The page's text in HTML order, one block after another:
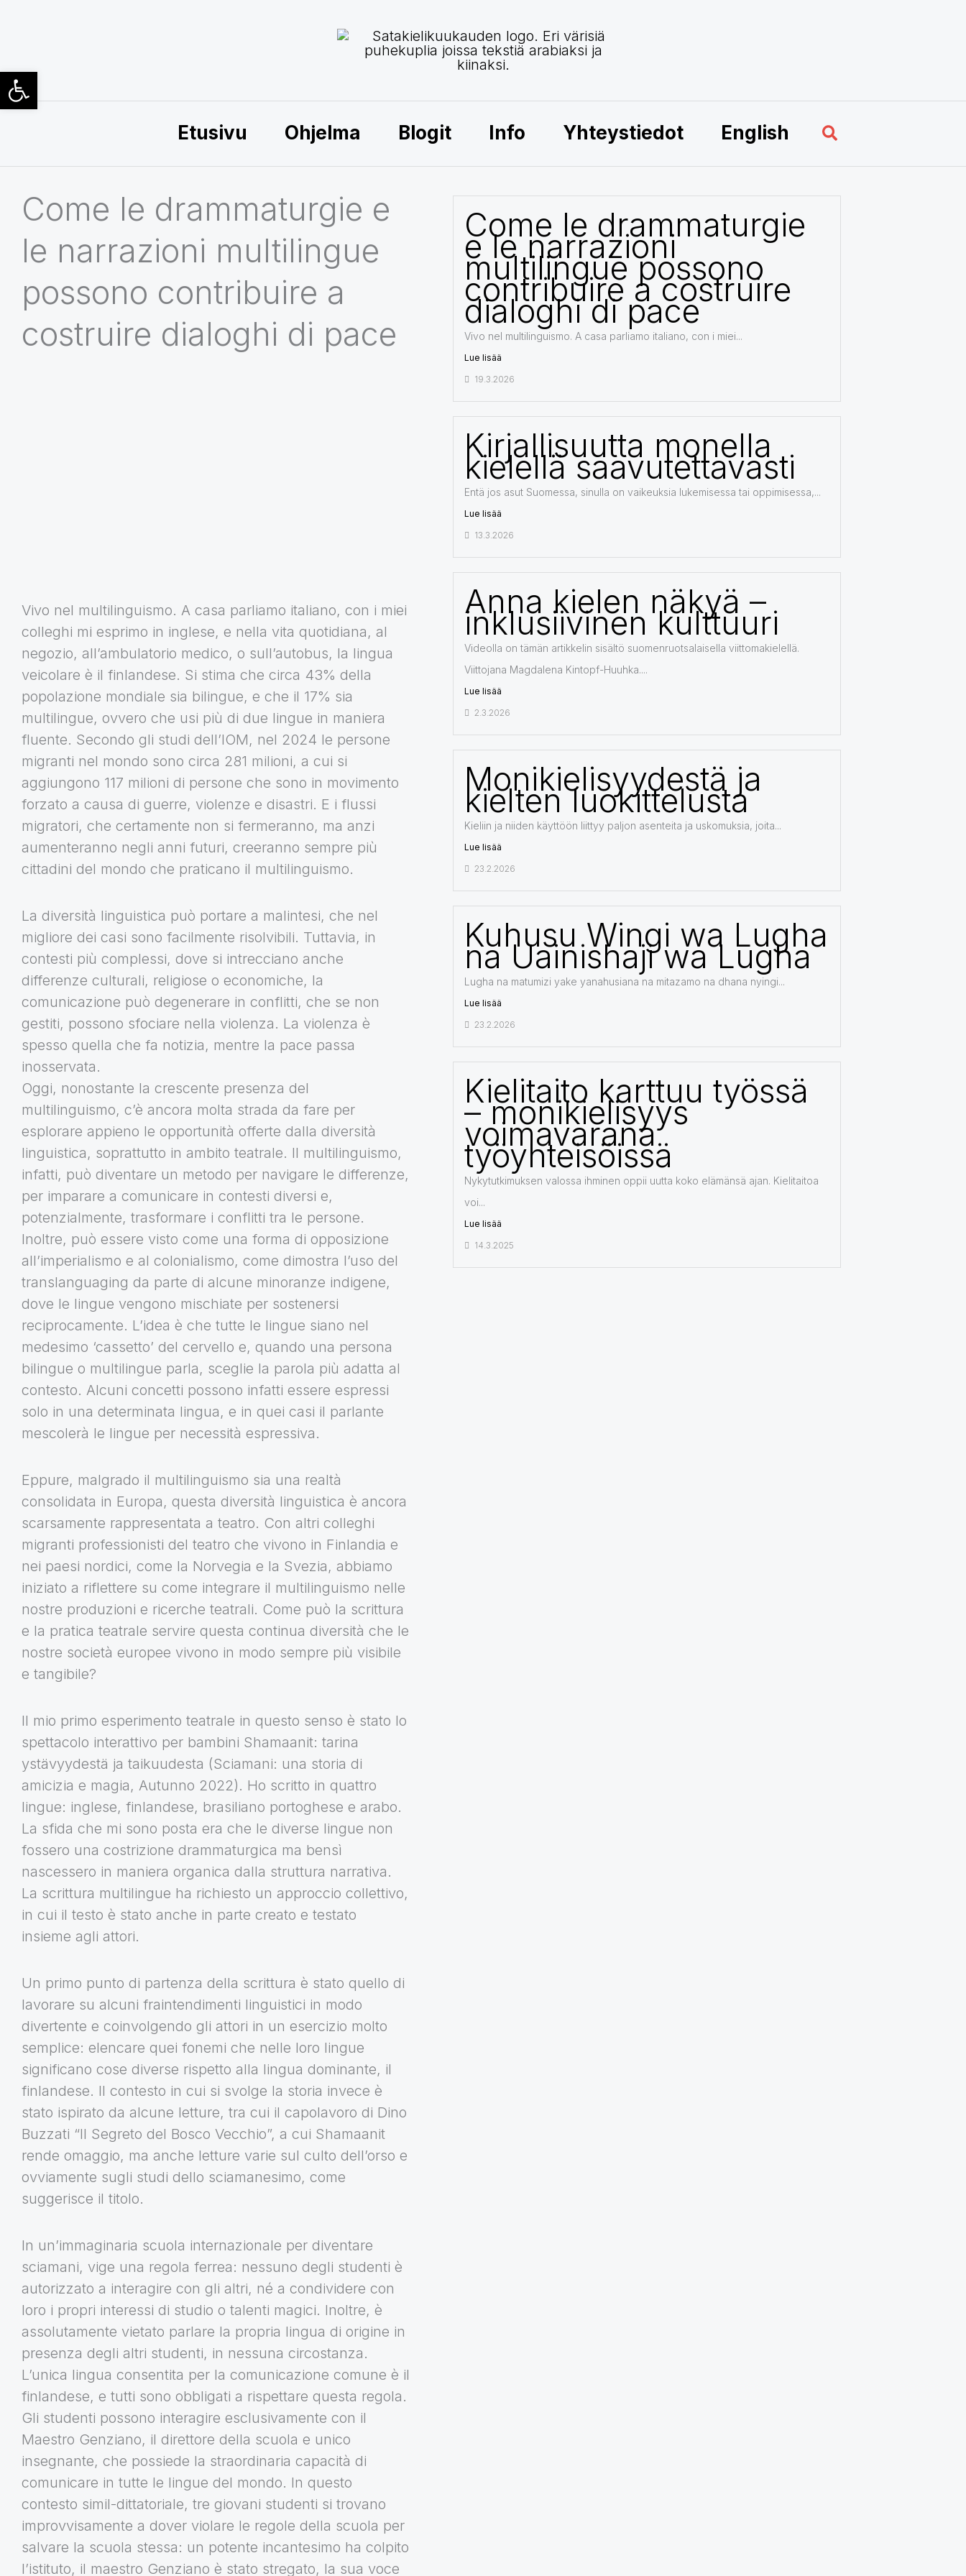
Etusivu Ohjelma Blogit Info Yhteystiedot English Hae
Come le drammaturgie e
le narrazioni multilingue
possono contribuire a
costruire dialoghi di pace
Vivo nel multilinguismo. A casa parliamo italiano, con i miei
colleghi mi esprimo in inglese, e nella vita quotidiana, al
negozio, all’ambulatorio medico, o sull’autobus, la lingua
veicolare è il finlandese. Si stima che circa 43% della
popolazione mondiale sia bilingue, e che il 17% sia
multilingue, ovvero che usi più di due lingue in maniera
fluente. Secondo gli studi dell’IOM, nel 2024 le persone
migranti nel mondo sono circa 281 milioni, a cui si
aggiungono 117 milioni di persone che sono in movimento
forzato a causa di guerre, violenze e disastri. E i flussi
migratori, che certamente non si fermeranno, ma anzi
aumenteranno negli anni futuri, creeranno sempre più
cittadini del mondo che praticano il multilinguismo.
La diversità linguistica può portare a malintesi, che nel
migliore dei casi sono facilmente risolvibili. Tuttavia, in
contesti più complessi, dove si intrecciano anche
differenze culturali, religiose o economiche, la
comunicazione può degenerare in conflitti, che se non
gestiti, possono sfociare nella violenza. La violenza è
spesso quella che fa notizia, mentre la pace passa
inosservata.
Oggi, nonostante la crescente presenza del
multilinguismo, c’è ancora molta strada da fare per
esplorare appieno le opportunità offerte dalla diversità
linguistica, soprattutto in ambito teatrale. Il multilinguismo,
infatti, può diventare un metodo per navigare le differenze,
per imparare a comunicare in contesti diversi e,
potenzialmente, trasformare i conflitti tra le persone.
Inoltre, può essere visto come una forma di opposizione
all’imperialismo e al colonialismo, come dimostra l’uso del
translanguaging da parte di alcune minoranze indigene,
dove le lingue vengono mischiate per sostenersi
reciprocamente. L’idea è che tutte le lingue siano nel
medesimo ‘cassetto’ del cervello e, quando una persona
bilingue o multilingue parla, sceglie la parola più adatta al
contesto. Alcuni concetti possono infatti essere espressi
solo in una determinata lingua, e in quei casi il parlante
mescolerà le lingue per necessità espressiva.
Eppure, malgrado il multilinguismo sia una realtà
consolidata in Europa, questa diversità linguistica è ancora
scarsamente rappresentata a teatro. Con altri colleghi
migranti professionisti del teatro che vivono in Finlandia e
nei paesi nordici, come la Norvegia e la Svezia, abbiamo
iniziato a riflettere su come integrare il multilinguismo nelle
nostre produzioni e ricerche teatrali. Come può la scrittura
e la pratica teatrale servire questa continua diversità che le
nostre società europee vivono in modo sempre più visibile
e tangibile?
Il mio primo esperimento teatrale in questo senso è stato lo
spettacolo interattivo per bambini Shamaanit: tarina
ystävyydestä ja taikuudesta (Sciamani: una storia di
amicizia e magia, Autunno 2022). Ho scritto in quattro
lingue: inglese, finlandese, brasiliano portoghese e arabo.
La sfida che mi sono posta era che le diverse lingue non
fossero una costrizione drammaturgica ma bensì
nascessero in maniera organica dalla struttura narrativa.
La scrittura multilingue ha richiesto un approccio collettivo,
in cui il testo è stato anche in parte creato e testato
insieme agli attori.
Un primo punto di partenza della scrittura è stato quello di
lavorare su alcuni fraintendimenti linguistici in modo
divertente e coinvolgendo gli attori in un esercizio molto
semplice: elencare quei fonemi che nelle loro lingue
significano cose diverse rispetto alla lingua dominante, il
finlandese. Il contesto in cui si svolge la storia invece è
stato ispirato da alcune letture, tra cui il capolavoro di Dino
Buzzati “Il Segreto del Bosco Vecchio”, a cui Shamaanit
rende omaggio, ma anche letture varie sul culto dell’orso e
ovviamente sugli studi dello sciamanesimo, come
suggerisce il titolo.
In un’immaginaria scuola internazionale per diventare
sciamani, vige una regola ferrea: nessuno degli studenti è
autorizzato a interagire con gli altri, né a condividere con
loro i propri interessi di studio o talenti magici. Inoltre, è
assolutamente vietato parlare la propria lingua di origine in
presenza degli altri studenti, in nessuna circostanza.
L’unica lingua consentita per la comunicazione comune è il
finlandese, e tutti sono obbligati a rispettare questa regola.
Gli studenti possono interagire esclusivamente con il
Maestro Genziano, il direttore della scuola e unico
insegnante, che possiede la straordinaria capacità di
comunicare in tutte le lingue del mondo. In questo
contesto simil-dittatoriale, tre giovani studenti si trovano
improvvisamente a dover violare le regole della scuola per
salvare la scuola stessa: un potente incantesimo ha colpito
l’istituto, il maestro Genziano è stato stregato, la sua voce
Come le drammaturgie
e le narrazioni
multilingue possono
contribuire a costruire
dialoghi di pace
Vivo nel multilinguismo. A casa parliamo italiano, con i miei...
Lue lisää
19.3.2026
Kirjallisuutta monella
kielellä saavutettavasti
Entä jos asut Suomessa, sinulla on vaikeuksia lukemisessa tai oppimisessa,...
Lue lisää
13.3.2026
Anna kielen näkyä –
inklusiivinen kulttuuri
Videolla on tämän artikkelin sisältö suomenruotsalaisella viittomakielellä.
Viittojana Magdalena Kintopf-Huuhka....
Lue lisää
2.3.2026
Monikielisyydestä ja
kielten luokittelusta
Kieliin ja niiden käyttöön liittyy paljon asenteita ja uskomuksia, joita...
Lue lisää
23.2.2026
Kuhusu Wingi wa Lugha
na Uainishaji wa Lugha
Lugha na matumizi yake yanahusiana na mitazamo na dhana nyingi...
Lue lisää
23.2.2026
Kielitaito karttuu työssä
– monikielisyys
voimavarana
työyhteisöissä
Nykytutkimuksen valossa ihminen oppii uutta koko elämänsä ajan. Kielitaitoa
voi...
Lue lisää
14.3.2025
Open toolbar